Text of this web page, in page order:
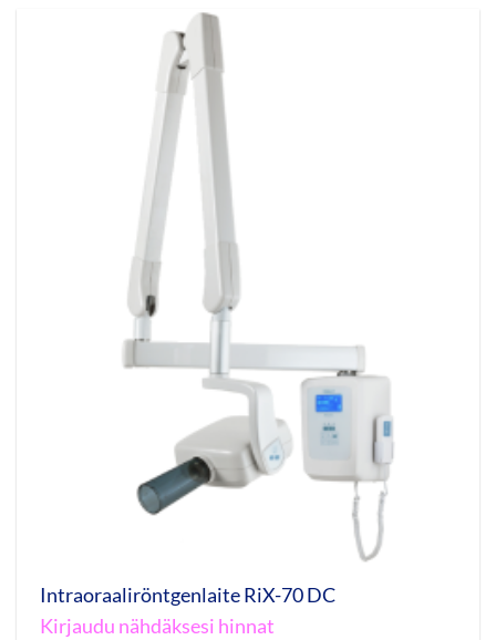
Intraoraaliröntgenlaite RiX-70 DC
Kirjaudu nähdäksesi hinnat